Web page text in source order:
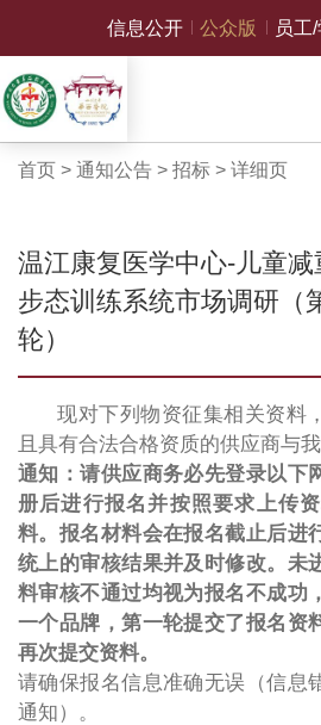
信息公开 公众版 员工
首页 > 通知公告> 招标> 详细页
温江康复医学中心-儿童减
步态训练系统市场调研（
轮）
现对下列物资征集相关资料
且具有合法合格资质的供应商与我
通知：请供应商务必先登录以下
册后进行报名并按照要求上传
料。报名材料会在报名截止后进
统上的审核结果并及时修改。未
料审核不通过均视为报名不成功
一个品牌，第一轮提交了报名资
再次提交资料。
请确保报名信息准确无误（信息
通知）。